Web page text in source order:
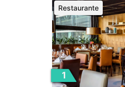
1
Restaurante